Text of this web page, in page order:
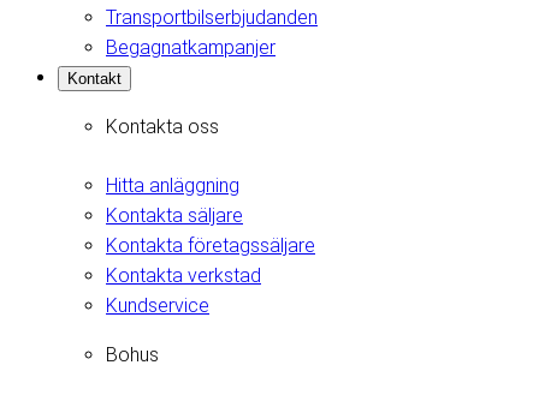
Transportbilserbjudanden
Begagnatkampanjer
Kontakt
Kontakta oss
Hitta anläggning
Kontakta säljare
Kontakta företagssäljare
Kontakta verkstad
Kundservice
Bohus